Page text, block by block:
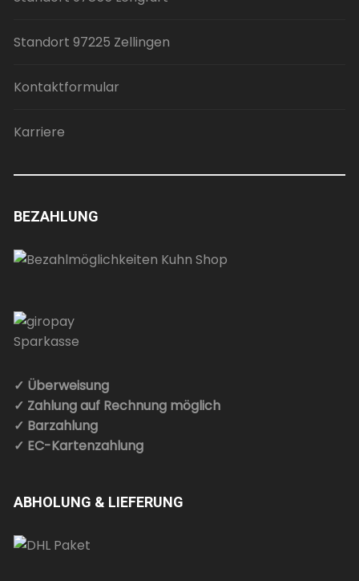
Standort 97225 Zellingen
Kontaktformular
Karriere
BEZAHLUNG
✓ Überweisung
✓ Zahlung auf Rechnung möglich
✓ Barzahlung
✓ EC-Kartenzahlung
ABHOLUNG & LIEFERUNG